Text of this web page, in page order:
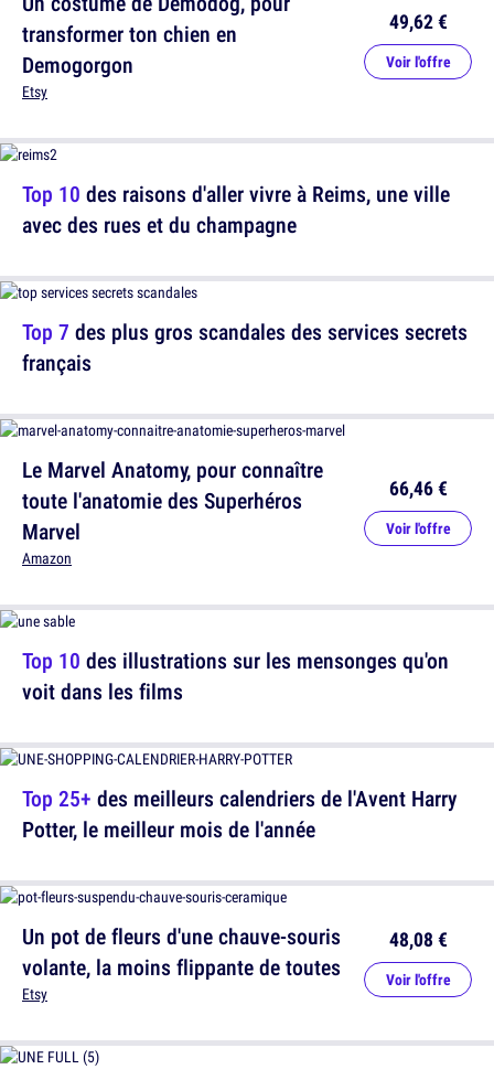
transformer ton chien en
Demogorgon
Etsy
49,62 €
Voir l'offre
Top 7 des plus gros scandales des services secrets
français
Top 10 des illustrations sur les mensonges qu'on
voit dans les films
Un pot de fleurs d'une chauve-souris
volante, la moins flippante de toutes
Etsy
48,08 €
Voir l'offre
Top 10 des raisons d'aller vivre à Reims, une ville
avec des rues et du champagne
Le Marvel Anatomy, pour connaître
toute l'anatomie des Superhéros
Marvel
Amazon
66,46 €
Voir l'offre
Top 25+ des meilleurs calendriers de l'Avent Harry
Potter, le meilleur mois de l'année